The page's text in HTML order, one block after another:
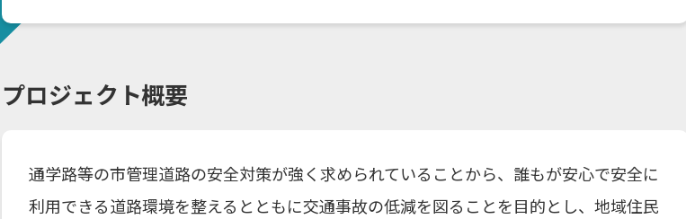
プロジェクト概要
通学路等の市管理道路の安全対策が強く求められていることから、誰もが安心で安全に
利用できる道路環境を整えるとともに交通事故の低減を図ることを目的とし、地域住民